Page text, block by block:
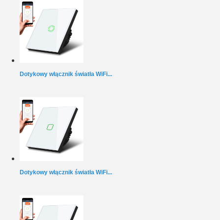
Dotykowy włącznik światła WiFi...
Dotykowy włącznik światła WiFi...